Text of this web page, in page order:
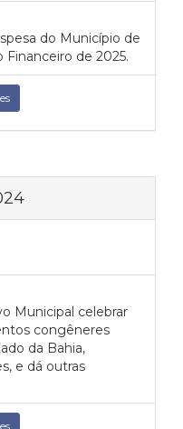
do Município de
Financeiro de 2025.
Municipal celebrar
congêneres
da Bahia,
e dá outras